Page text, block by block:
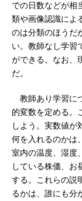
での日数などが相
類や画像認識によ
のは分類のほうだ
い。教師なし学習
ができる。なお、
だ。
教師あり学習に
的変数を定める。
しよう。実数値が
何を入れるのかは
室内の温度、湿度
している株価、お
する。これらの説
るかは、誰にも分